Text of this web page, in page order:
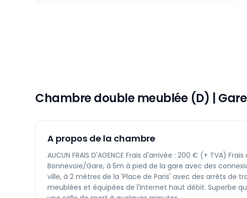
Chambre double meublée (D) | Gare
A propos de la chambre
AUCUN FRAIS D'AGENCE Frais d'arrivée : 200 € (+ TVA)
Bonnevoie/Gare, à 5m à pied de la gare avec des
ville, à 2 mètres de la 'Place de Paris' avec des arrêts de
meublées et équipées de l'Internet haut débit. Superbe